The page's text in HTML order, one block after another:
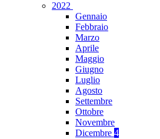
2022
Gennaio
Febbraio
Marzo
Aprile
Maggio
Giugno
Luglio
Agosto
Settembre
Ottobre
Novembre
Dicembre 4